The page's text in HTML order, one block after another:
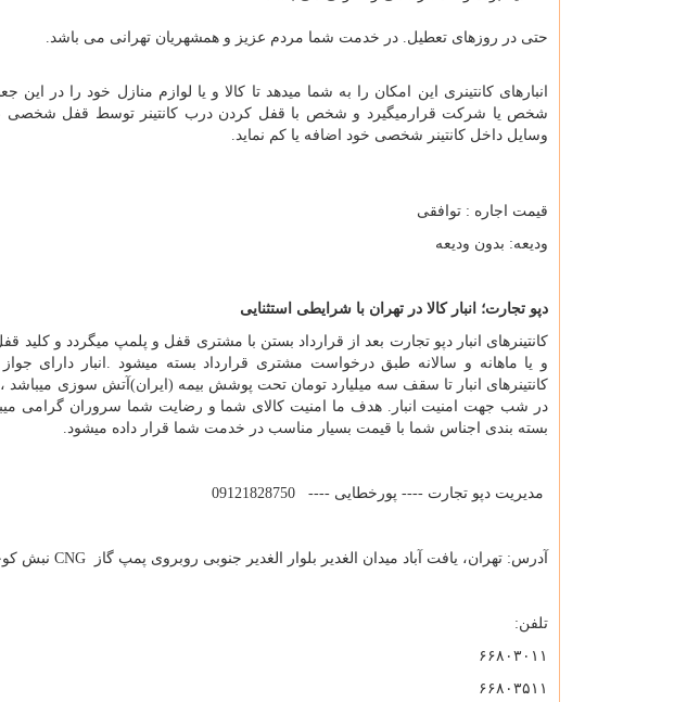
حتی در روزهای تعطیل. در خدمت شما مردم عزیز و همشهریان تهرانی می باشد.
انبارهای کانتینری این امکان را به شما میدهد تا کالا و یا لوازم منازل خود را در
شخص یا شرکت قرارمیگیرد و شخص با قفل کردن درب کانتینر توسط قفل شخصی
وسایل داخل کانتینر شخصی خود اضافه یا کم نماید.
قیمت اجاره : توافقی
ودیعه: بدون ودیعه
دپو تجارت؛ انبار کالا در تهران با شرایطی استثنایی
کانتینرهای انبار دپو تجارت بعد از قرارداد بستن با مشتری قفل و پلمپ میگردد و
و یا ماهانه و سالانه طبق درخواست مشتری قرارداد بسته میشود .انبار دارای جواز
کانتینرهای انبار تا سقف سه میلیارد تومان تحت پوشش بیمه (ایران)آتش سوزی میباشد
در شب جهت امنیت انبار. هدف ما امنیت کالای شما و رضایت شما سروران گرامی
بسته بندی اجناس شما با قیمت بسیار مناسب در خدمت شما قرار داده میشود.
مدیریت دپو تجارت ---- پورخطایی ---- 09121828750
آدرس: تهران، یافت آباد میدان الغدیر بلوار الغدیر جنوبی روبروی پمپ گاز CNG نبش
تلفن:
۶۶۸۰۳۰۱۱
۶۶۸۰۳۵۱۱